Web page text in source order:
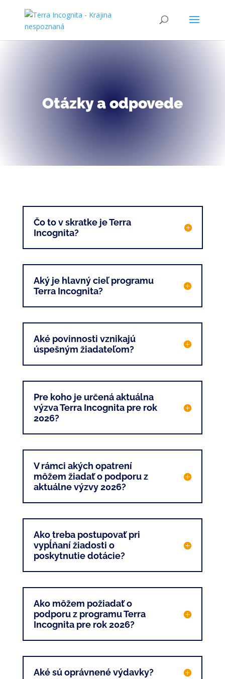
Otázky a odpovede
Čo to v skratke je Terra
Incognita?
Aký je hlavný cieľ programu
Terra Incognita?
Aké povinnosti vznikajú
úspešným žiadateľom?
Pre koho je určená aktuálna
výzva Terra Incognita pre rok
2026?
V rámci akých opatrení
môžem žiadať o podporu z
aktuálne výzvy 2026?
Ako treba postupovať pri
vypĺňaní žiadosti o
poskytnutie dotácie?
Ako môžem požiadať o
podporu z programu Terra
Incognita pre rok 2026?
Aké sú oprávnené výdavky?